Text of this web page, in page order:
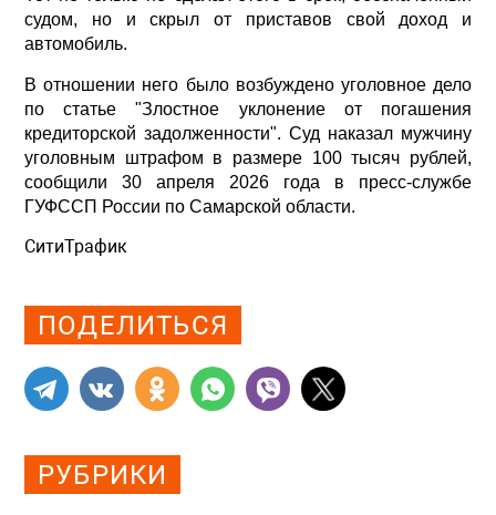
судом, но и скрыл от приставов свой доход и
автомобиль.
В отношении него было возбуждено уголовное дело
по статье "Злостное уклонение от погашения
кредиторской задолженности". Суд наказал мужчину
уголовным штрафом в размере 100 тысяч рублей,
сообщили 30 апреля 2026 года в пресс-службе
ГУФССП России по Самарской области.
СитиТрафик
ПОДЕЛИТЬСЯ
РУБРИКИ